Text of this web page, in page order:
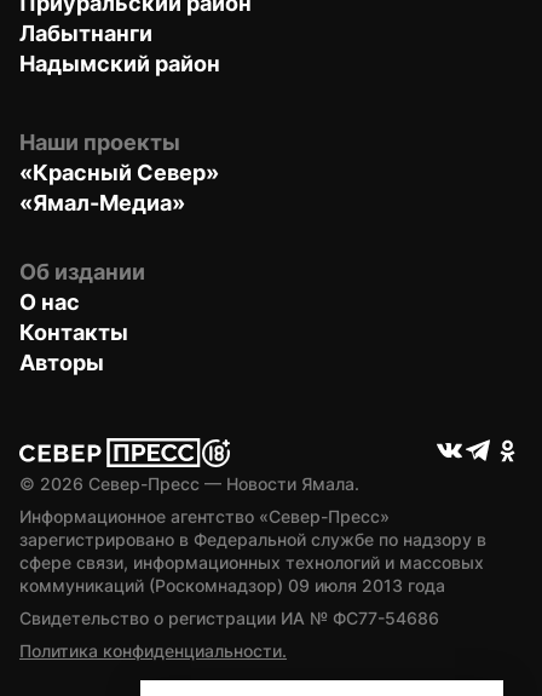
Лабытнанги
Надымский район
Наши проекты
«Красный Север»
«Ямал-Медиа»
Об издании
О нас
Контакты
Авторы
© 2026 Север-Пресс — Новости Ямала.
Информационное агентство «Север-Пресс»
зарегистрировано в Федеральной службе по надзору в
сфере связи, информационных технологий и массовых
коммуникаций (Роскомнадзор) 09 июля 2013 года
Свидетельство о регистрации ИА № ФС77-54686
Политика конфиденциальности.